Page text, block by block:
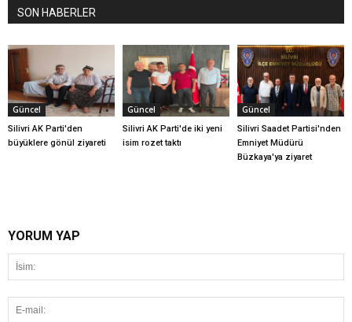
SON HABERLER
Güncel
Silivri AK Parti'den
büyüklere gönül ziyareti
Güncel
Silivri AK Parti'de iki yeni
isim rozet taktı
Güncel
Silivri Saadet Partisi'nden
Emniyet Müdürü
Büzkaya'ya ziyaret
YORUM YAP